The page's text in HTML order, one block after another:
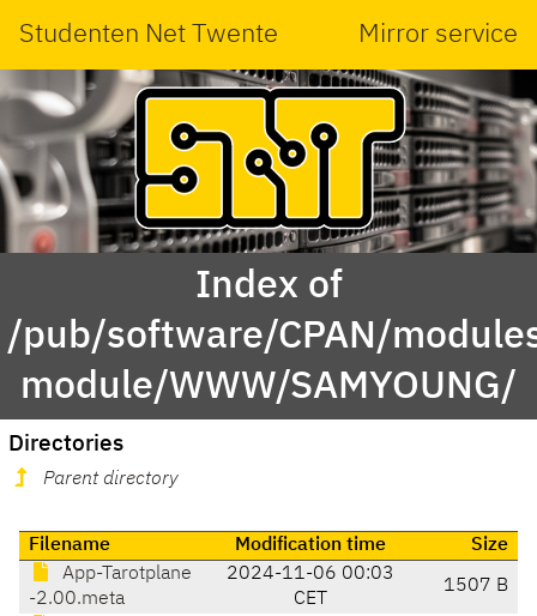
Studenten Net Twente Mirror service
Index of
/pub/software/CPAN/
module/WWW/SAMYOUNG/
Directories
Parent directory
Filename Modification time
Size
App-Tarotplane
-2.00.meta
2024-11-06 00:03
CET
1507 B